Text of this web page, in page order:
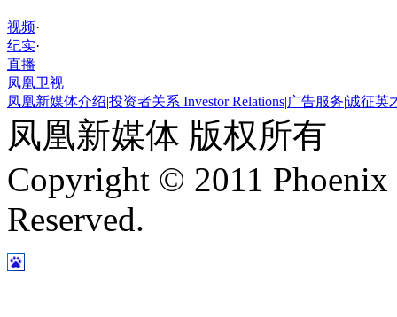
视频·
纪实·
直播
凤凰卫视
凤凰新媒体介绍|投资者关系 Investor Relations|广告服务|诚征英
凤凰新媒体 版权所有
Copyright © 2011
Reserved.